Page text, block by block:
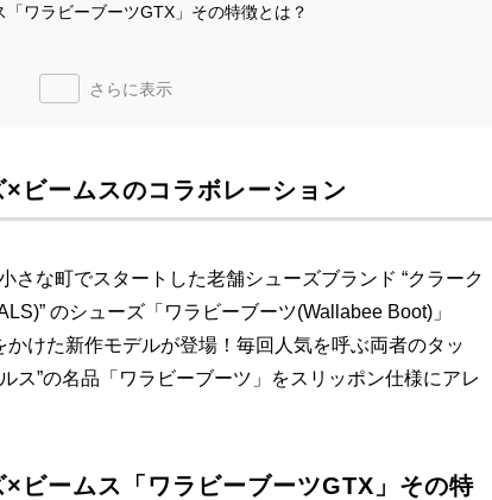
ワラビーブーツGTX」その特徴とは？
さらに表示
ビームスのコラボレーション
さな町でスタートした老舗シューズブランド “クラーク
のシューズ「ワラビーブーツ(Wallabee Boot)」
かけた新作モデルが登場！毎回人気を呼ぶ両者のタッ
ス”の名品「ワラビーブーツ」をスリッポン仕様にアレ
ビームス「ワラビーブーツGTX」その特